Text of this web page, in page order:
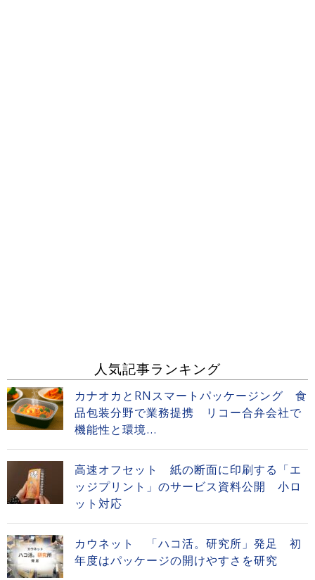
人気記事ランキング
カナオカとRNスマートパッケージング 食
品包装分野で業務提携 リコー合弁会社で
機能性と環境...
高速オフセット 紙の断面に印刷する「エ
ッジプリント」のサービス資料公開 小ロ
ット対応
カウネット 「ハコ活。研究所」発足 初
年度はパッケージの開けやすさを研究